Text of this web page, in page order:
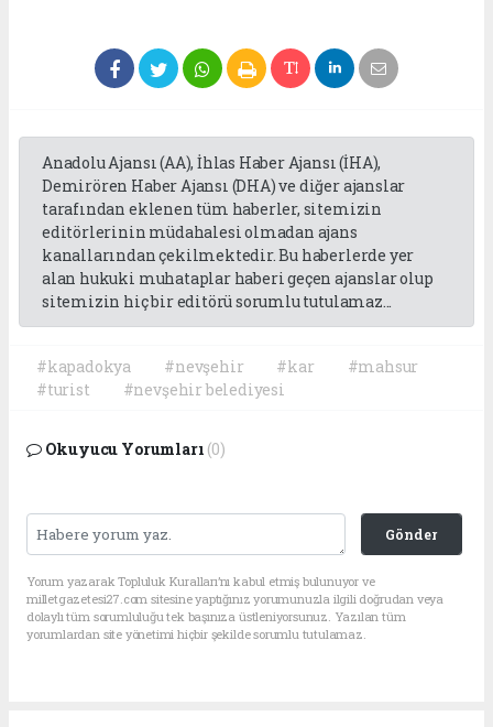
Anadolu Ajansı (AA), İhlas Haber Ajansı (İHA),
Demirören Haber Ajansı (DHA) ve diğer ajanslar
tarafından eklenen tüm haberler, sitemizin
editörlerinin müdahalesi olmadan ajans
kanallarından çekilmektedir. Bu haberlerde yer
alan hukuki muhataplar haberi geçen ajanslar olup
sitemizin hiç bir editörü sorumlu tutulamaz...
#kapadokya #nevşehir #kar
#mahsur
#turist
#nevşehir belediyesi
Okuyucu Yorumları (0)
Gönder
Yorum yazarak Topluluk Kuralları’nı kabul etmiş bulunuyor ve
milletgazetesi27.com sitesine yaptığınız yorumunuzla ilgili doğrudan veya
dolaylı tüm sorumluluğu tek başınıza üstleniyorsunuz. Yazılan tüm
yorumlardan site yönetimi hiçbir şekilde sorumlu tutulamaz.